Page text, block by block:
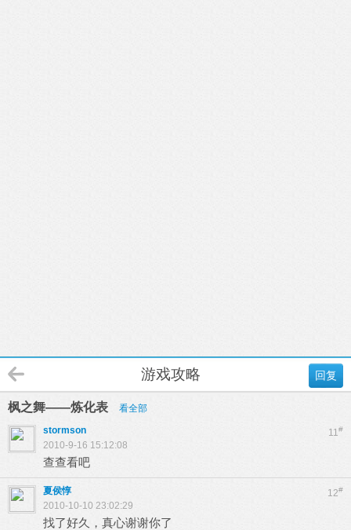
回复
游戏攻略
枫之舞——炼化表 看全部
11#
stormson
2010-9-16 15:12:08
查查看吧
12#
夏侯惇
2010-10-10 23:02:29
找了好久，真心谢谢你了